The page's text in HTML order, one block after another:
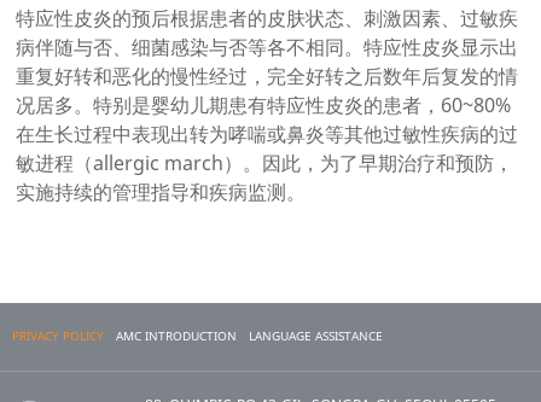
特应性皮炎的预后根据患者的皮肤状态、刺激因素、过敏疾
病伴随与否、细菌感染与否等各不相同。特应性皮炎显示出
重复好转和恶化的慢性经过，完全好转之后数年后复发的情
况居多。特别是婴幼儿期患有特应性皮炎的患者，60~80%
在生长过程中表现出转为哮喘或鼻炎等其他过敏性疾病的过
敏进程（allergic march）。因此，为了早期治疗和预防，
实施持续的管理指导和疾病监测。
PRIVACY POLICY AMC INTRODUCTION LANGUAGE ASSISTANCE